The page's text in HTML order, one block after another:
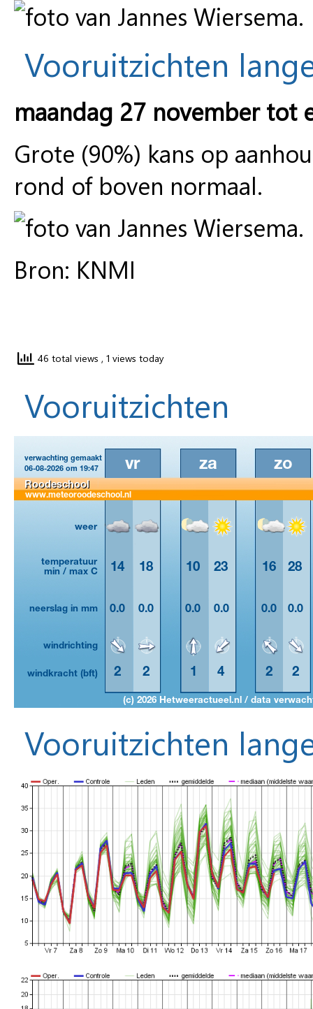
Vooruitzichten
maandag 27 november tot
Grote (90%) kans op
rond of boven normaal.
Bron: KNMI
46 total views , 1 views today
Vooruitzichten
Vooruitzichten